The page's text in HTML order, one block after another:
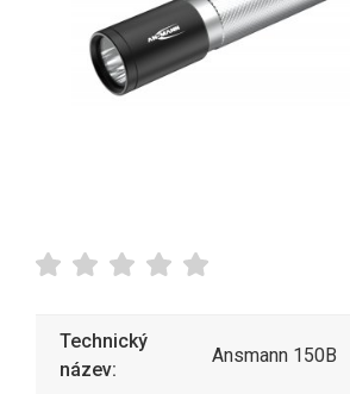
Technický
název:
Ansmann 150B